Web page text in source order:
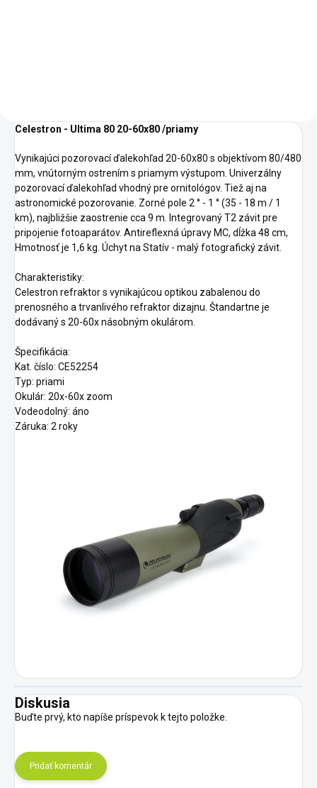
Celestron - Ultima 80 20-60x80 /priamy
Vynikajúci pozorovací ďalekohľad 20-60x80 s objektívom 80/480
mm, vnútorným ostrením s priamym výstupom. Univerzálny
pozorovací ďalekohľad vhodný pre ornitológov. Tiež aj na
astronomické pozorovanie. Zorné pole 2 ° - 1 ° (35 - 18 m / 1
km), najbližšie zaostrenie cca 9 m. Integrovaný T2 závit pre
pripojenie fotoaparátov. Antireflexná úpravy MC, dĺžka 48 cm,
Hmotnosť je 1,6 kg. Úchyt na Statív - malý fotografický závit.
Charakteristiky:
Celestron refraktor s vynikajúcou optikou zabalenou do
prenosného a trvanlivého refraktor dizajnu. Štandartne je
dodávaný s 20-60x násobným okulárom.
Špecifikácia:
Kat. číslo: CE52254
Typ: priami
Okulár: 20x-60x zoom
Vodeodolný: áno
Záruka: 2 roky
Diskusia
Buďte prvý, kto napíše príspevok k tejto položke.
Pridať komentár